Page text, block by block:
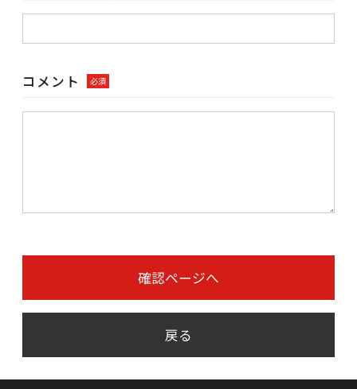
コメント 必須
確認ページへ
戻る